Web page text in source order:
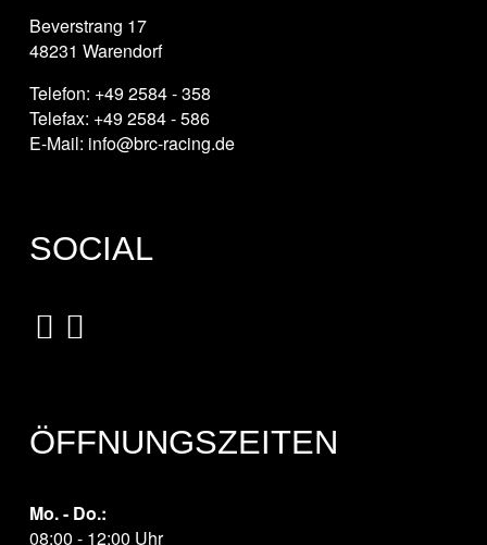
Beverstrang 17
48231 Warendorf
Telefon: +49 2584 - 358
Telefax: +49 2584 - 586
E-Mail: info@brc-racing.de
SOCIAL
ÖFFNUNGSZEITEN
Mo. - Do.:
08:00 - 12:00 Uhr